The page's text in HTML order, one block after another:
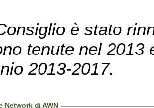
è stato
tenute nel 2013
2013-2017.
Network di AWN